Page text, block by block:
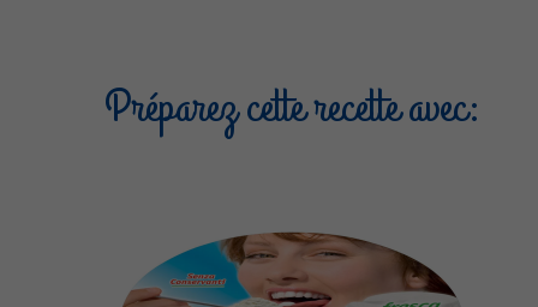
Préparez cette recette avec: